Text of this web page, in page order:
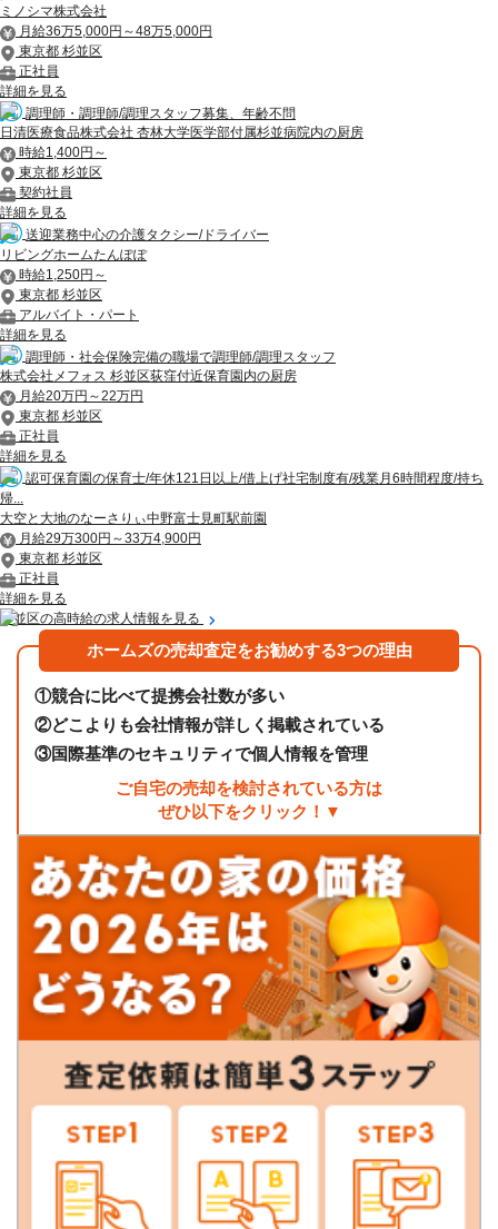
ミノシマ株式会社
月給36万5,000円～48万5,000円
東京都 杉並区
正社員
詳細を見る
調理師・調理師/調理スタッフ募集、年齢不問
日清医療食品株式会社 杏林大学医学部付属杉並病院内の厨房
時給1,400円～
東京都 杉並区
契約社員
詳細を見る
送迎業務中心の介護タクシー/ドライバー
リビングホームたんぽぽ
時給1,250円～
東京都 杉並区
アルバイト・パート
詳細を見る
調理師・社会保険完備の職場で調理師/調理スタッフ
株式会社メフォス 杉並区荻窪付近保育園内の厨房
月給20万円～22万円
東京都 杉並区
正社員
詳細を見る
認可保育園の保育士/年休121日以上/借上げ社宅制度有/残業月6時間程度/持ち
帰...
大空と大地のなーさりぃ中野富士見町駅前園
月給29万300円～33万4,900円
東京都 杉並区
正社員
詳細を見る
杉並区の高時給の求人情報を見る
ホームズの売却査定をお勧めする3つの理由
①競合に比べて提携会社数が多い
②どこよりも会社情報が詳しく掲載されている
③国際基準のセキュリティで個人情報を管理
ご自宅の売却を検討されている方は
ぜひ以下をクリック！▼